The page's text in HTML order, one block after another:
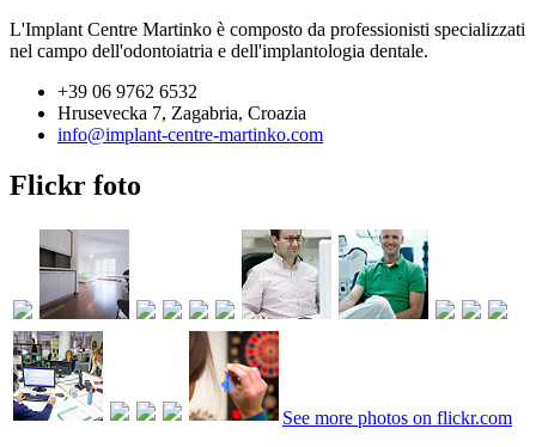
L'Implant Centre Martinko è composto da professionisti specializzati
nel campo dell'odontoiatria e dell'implantologia dentale.
+39 06 9762 6532
Hrusevecka 7, Zagabria, Croazia
info@implant-centre-martinko.com
Flickr foto
See more photos on flickr.com